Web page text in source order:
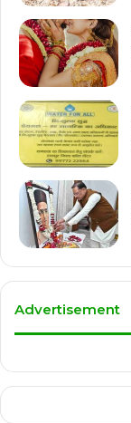
Advertisement